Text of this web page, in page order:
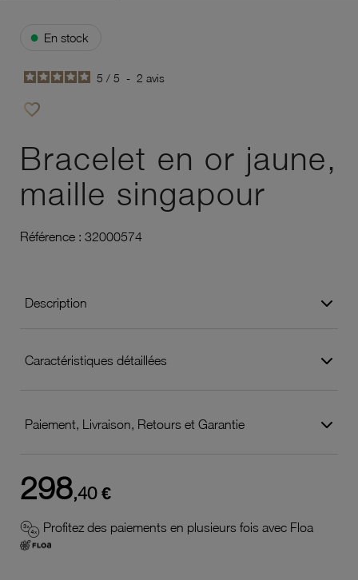
● En stock
5 / 5 - 2 avis
favorite_border
Bracelet en or jaune,
maille singapour
Référence : 32000574
Description
Caractéristiques détaillées
Paiement, Livraison, Retours et Garantie
298,40 €
Profitez des paiements en plusieurs fois avec Floa